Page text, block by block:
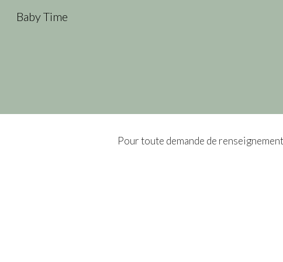
Baby Time
Pour toute demande de